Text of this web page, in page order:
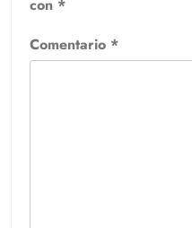
con *
Comentario *